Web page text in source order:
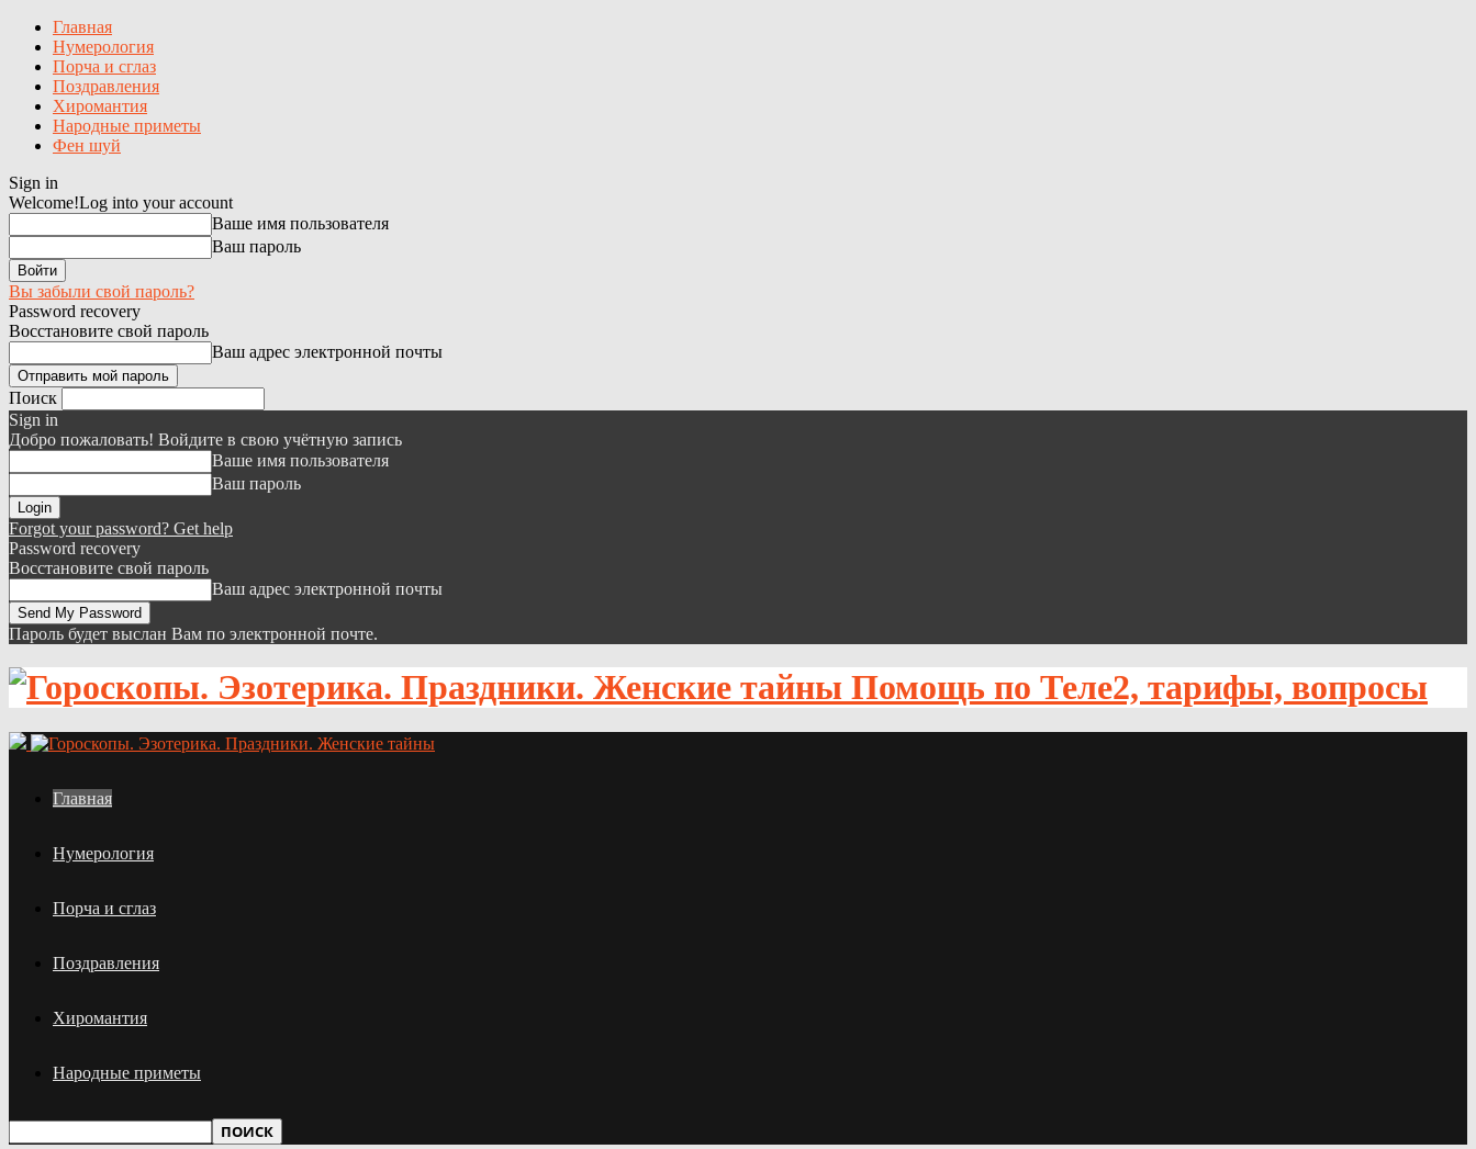
Главная
Нумерология
Порча и сглаз
Поздравления
Хиромантия
Народные приметы
Фен шуй
Sign in
Welcome!Log into your account
Ваше имя пользователя
Ваш пароль
Вы забыли свой пароль?
Password recovery
Восстановите свой пароль
Ваш адрес электронной почты
Поиск
Sign in
Добро пожаловать! Войдите в свою учётную запись
Ваше имя пользователя
Ваш пароль
Forgot your password? Get help
Password recovery
Восстановите свой пароль
Ваш адрес электронной почты
Пароль будет выслан Вам по электронной почте.
Помощь по Теле2, тарифы, вопросы
Главная
Нумерология
Порча и сглаз
Поздравления
Хиромантия
Народные приметы